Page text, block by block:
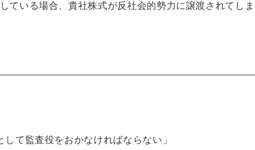
ている場合、貴社株式が反社会的勢力に譲渡されてし
て監査役をおかなければならない」